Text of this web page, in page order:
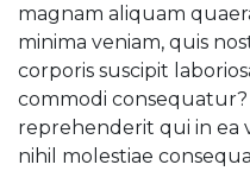
magnam aliquam
minima veniam, quis
corporis suscipit
commodi
reprehenderit qui in ea
nihil molestiae